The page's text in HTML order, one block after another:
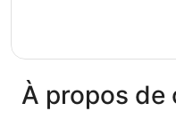
À propos de